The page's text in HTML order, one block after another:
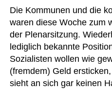
Die Kommunen und die
waren diese Woche zum
der Plenarsitzung.
lediglich bekannte
Sozialisten wollen wie
(fremdem) Geld
sieht an sich gar keinen